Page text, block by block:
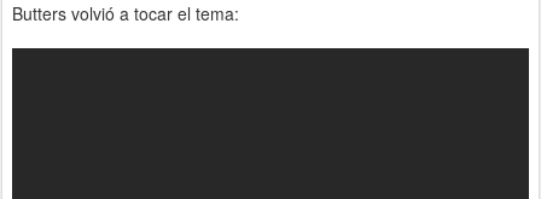
Butters volvió a tocar el tema: